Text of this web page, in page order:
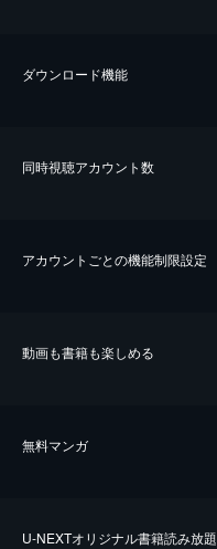
ダウンロード機能
同時視聴アカウント数
アカウントごとの機能制限設定
動画も書籍も楽しめる
無料マンガ
U-NEXTオリジナル書籍読み放題